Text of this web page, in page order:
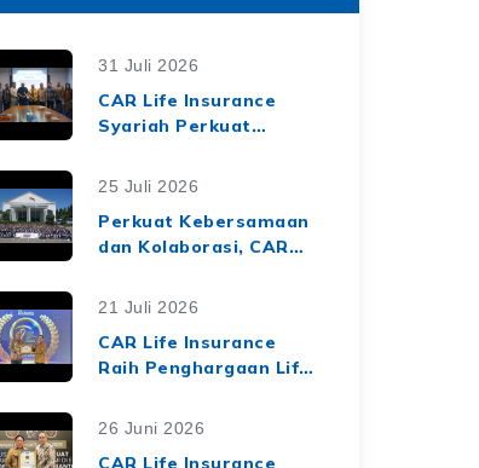
31 Juli 2026
CAR Life Insurance
Syariah Perkuat
Syariah melalui Kerja
Syariah dengan Tiga
BPRS di Lampung
25 Juli 2026
Perkuat Kebersamaan
dan Kolaborasi, CAR
Employee Gathering
"Harmoni Nusantara,
Sinergi Berkelanjutan"
21 Juli 2026
CAR Life Insurance
Raih Penghargaan Life
Market Leaders 2026
26 Juni 2026
CAR Life Insurance